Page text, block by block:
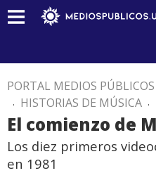
PORTAL MEDIOS PÚBLICOS
. HISTORIAS DE MÚSICA .
El comienzo de
Los diez primeros
en 1981